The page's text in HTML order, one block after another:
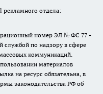
рекламного отдела:
номер ЭЛ № ФС 77 -
службой по надзору в сфере
коммуникаций.
материалов
на ресурс обязательна, в
законодательства РФ об